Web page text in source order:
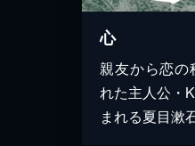
心
親友から恋の
れた主人公・
まれる夏目漱